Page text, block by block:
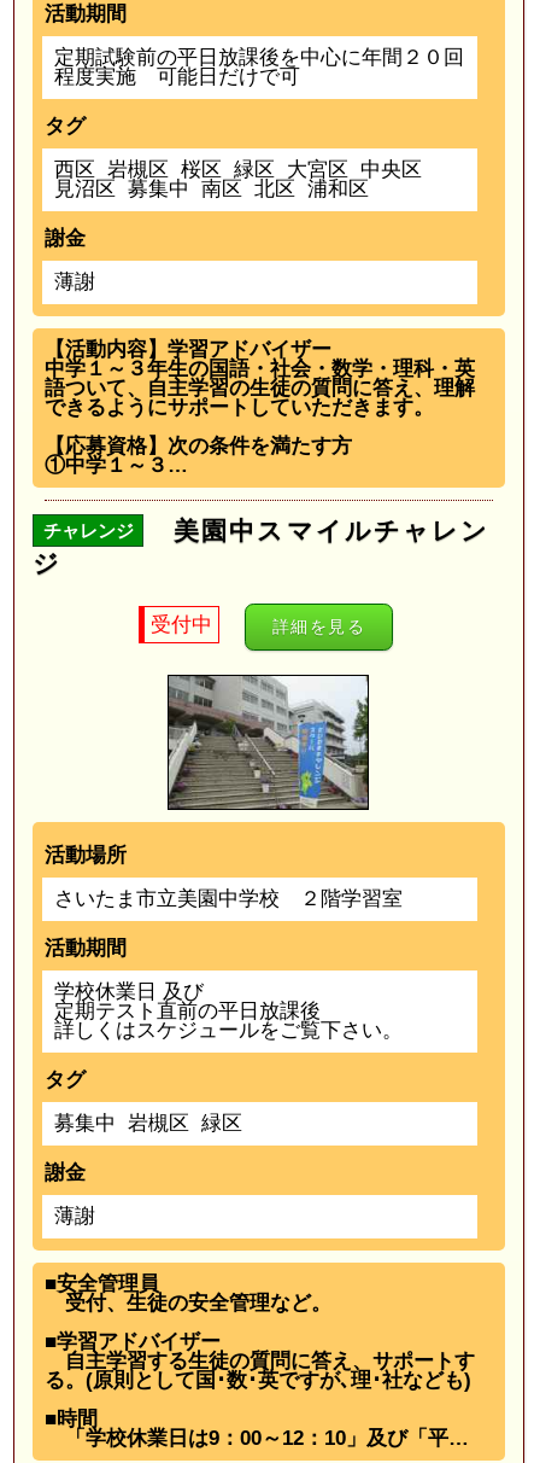
活動期間
定期試験前の平日放課後を中心に年間２０回
程度実施 可能日だけで可
タグ
西区 岩槻区 桜区 緑区 大宮区
中央区
見沼区 募集中 南区 北区 浦和区
謝金
薄謝
【活動内容】学習アドバイザー
中学１～３年生の国語・社会・数学・理科・英
語ついて、自主学習の生徒の質問に答え、理解
できるようにサポートしていただきます。
【応募資格】次の条件を満たす方
①中学１～３…
チャレンジ
美園中スマイルチャレン
ジ
受付中 詳細を見る
活動場所
さいたま市立美園中学校 ２階学習室
活動期間
学校休業日 及び
定期テスト直前の平日放課後
詳しくはスケジュールをご覧下さい。
タグ
募集中
岩槻区 緑区
謝金
薄謝
■安全管理員
受付、生徒の安全管理など。
■学習アドバイザー
自主学習する生徒の質問に答え、サポートす
る。(原則として国･数･英ですが､理･社なども)
■時間
「学校休業日は9：00～12：10」及び「平…